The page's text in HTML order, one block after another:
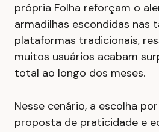
própria Folha reforçam o
armadilhas escondidas nas
plataformas tradicionais,
muitos usuários acabam
total ao longo dos meses.
Nesse cenário, a escolha
proposta de praticidade e